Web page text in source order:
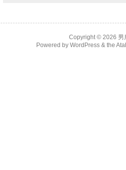
Copyright © 2026 男
Powered by WordPress & the